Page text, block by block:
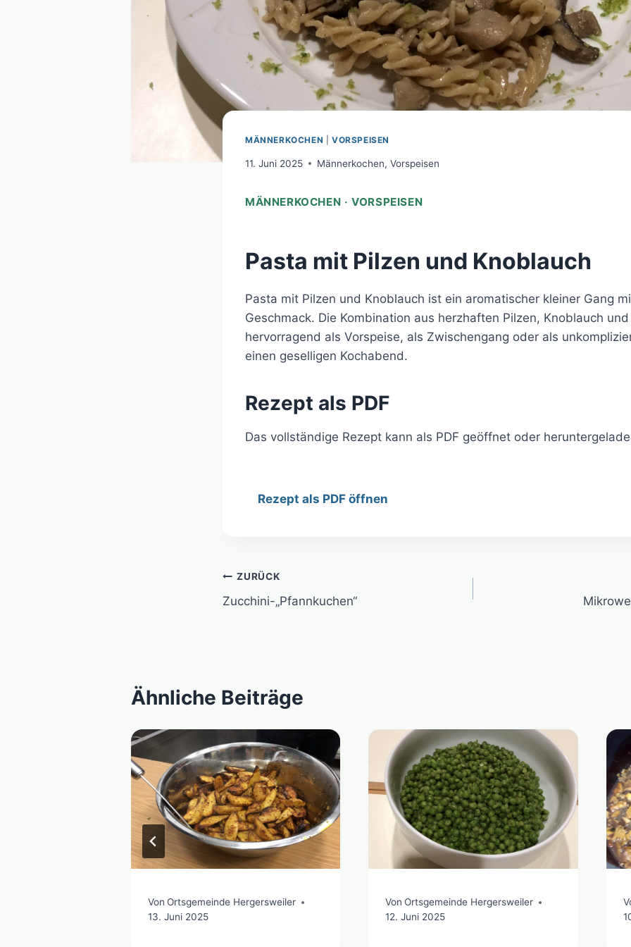
MÄNNERKOCHEN VORSPEISEN
11. Juni 2025 Männerkochen, Vorspeisen
MÄNNERKOCHEN · VORSPEISEN
Pasta mit Pilzen und Knoblauch
Pasta mit Pilzen und Knoblauch ist ein aromatischer kleiner Gang
Geschmack. Die Kombination aus herzhaften Pilzen, Knoblauch
hervorragend als Vorspeise, als Zwischengang oder als
einen geselligen Kochabend.
Rezept als PDF
Das vollständige Rezept kann als PDF geöffnet oder
Rezept als PDF öffnen
Beitragsnavigation
ZURÜCK
Zucchini-„Pfannkuchen“
Ähnliche Beiträge
Von Ortsgemeinde Hergersweiler
13. Juni 2025
Von Ortsgemeinde Hergersweiler
12. Juni 2025